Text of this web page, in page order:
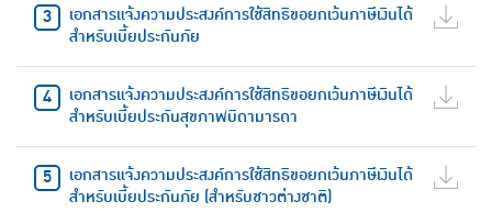
เอกสารแจ้งความประสงค์การใช้สิทธิขอยกเว้นภาษีเงินได้
สำหรับเบี้ยประกันภัย
เอกสารแจ้งความประสงค์การใช้สิทธิขอยกเว้นภาษีเงินได้
สำหรับเบี้ยประกันสุขภาพบิดามารดา
เอกสารแจ้งความประสงค์การใช้สิทธิขอยกเว้นภาษีเงินได้
สำหรับเบี้ยประกันภัย (สำหรับชาวต่างชาติ)